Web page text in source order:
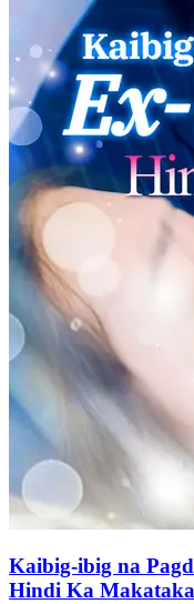
Kaibig-ibig na
Hindi Ka